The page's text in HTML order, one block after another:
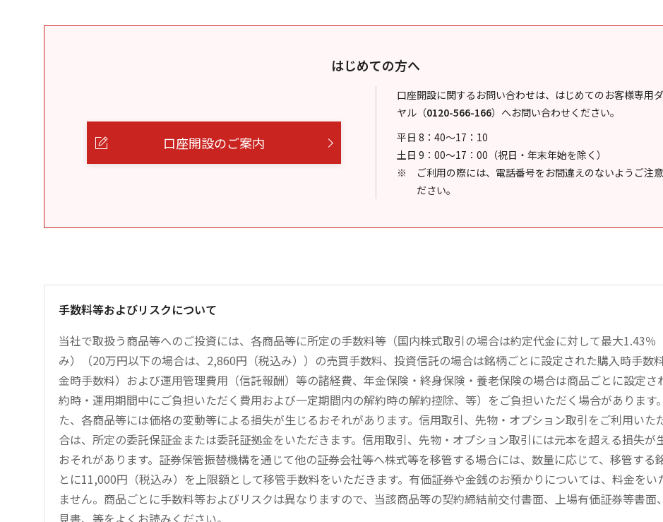
はじめての方へ
口座開設のご案内
口座開設に関するお問い合わせは、はじめてのお客様専用
ヤル （0120-566-166） へお問い合わせください。
平日 8：40～17：10
土日 9：00～17：00（祝日・年末年始を除く）
ご利用の際には、電話番号をお間違えのないようご注
ださい。
手数料等およびリスクについて
当社で取扱う商品等へのご投資には、各商品等に所定の手数料等（国内株式取引の場合は約定代金に対して最大1.43％
み）（20万円以下の場合は、2,860円（税込み））の売買手数料、投資信託の場合は銘柄ごとに設定された購入時手数
金時手数料）および運用管理費用（信託報酬）等の諸経費、年金保険・終身保険・養老保険の場合は商品ごとに設定さ
約時・運用期間中にご負担いただく費用および一定期間内の解約時の解約控除、等）をご負担いただく場合があります
た、各商品等には価格の変動等による損失が生じるおそれがあります。信用取引、先物・オプション取引をご利用いた
合は、所定の委託保証金または委託証拠金をいただきます。信用取引、先物・オプション取引には元本を超える損失が
おそれがあります。証券保管振替機構を通じて他の証券会社等へ株式等を移管する場合には、数量に応じて、移管する
とに11,000円（税込み）を上限額として移管手数料をいただきます。有価証券や金銭のお預かりについては、料金をい
ません。商品ごとに手数料等およびリスクは異なりますので、当該商品等の契約締結前交付書面、上場有価証券等書面